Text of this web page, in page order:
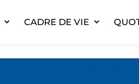
CADRE DE VIE